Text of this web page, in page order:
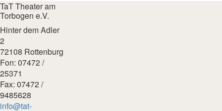
TaT Theater am
Torbogen e.V.
Hinter dem Adler
2
72108 Rottenburg
Fon: 07472 /
25371
Fax: 07472 /
9485628
info@tat-